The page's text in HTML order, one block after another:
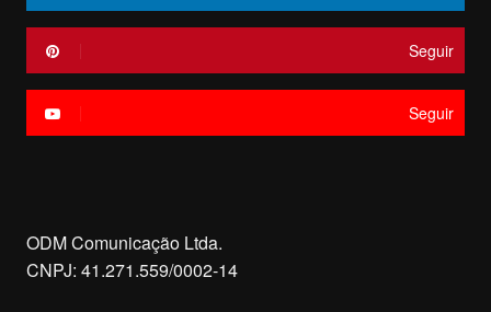
Seguir
Seguir
ODM Comunicação Ltda.
CNPJ: 41.271.559/0002-14